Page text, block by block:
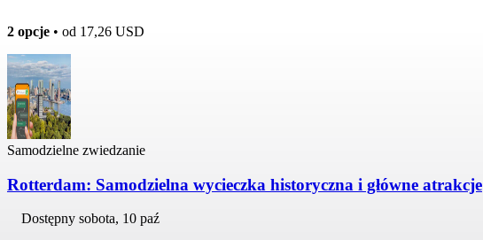
2 opcje • od 17,26 USD
Samodzielne zwiedzanie
Rotterdam: Samodzielna wycieczka historyczna i główne atrakcje
Dostępny sobota, 10 paź